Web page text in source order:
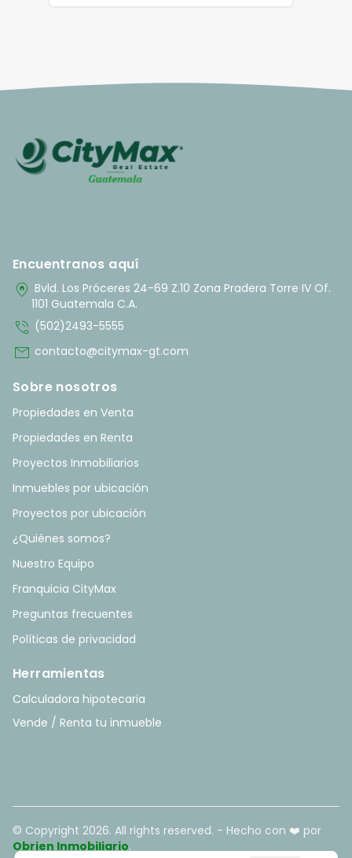
Encuentranos aquí
home_pin Bvld. Los Próceres 24-69 Z.10 Zona Pradera Torre IV Of.
1101 Guatemala C.A.
phone_in_talk (502)2493-5555
mail contacto@citymax-gt.com
Sobre nosotros
Propiedades en Venta
Propiedades en Renta
Proyectos Inmobiliarios
Inmuebles por ubicación
Proyectos por ubicación
¿Quiénes somos?
Nuestro Equipo
Franquicia CityMax
Preguntas frecuentes
Políticas de privacidad
Herramientas
Calculadora hipotecaria
Vende / Renta tu inmueble
© Copyright 2026. All rights reserved. - Hecho con ❤️ por
Obrien Inmobiliario.